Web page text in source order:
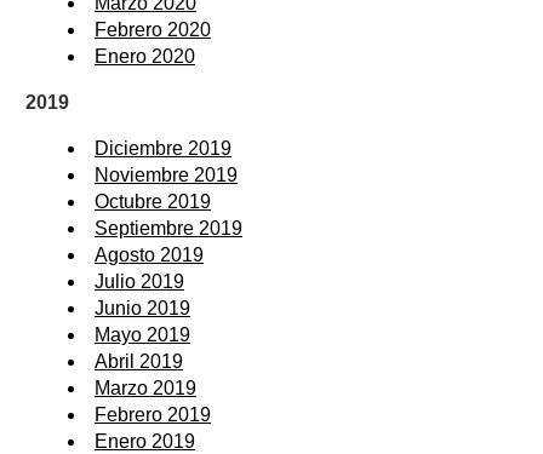
Febrero 2020
Enero 2020
2019
Diciembre 2019
Noviembre 2019
Octubre 2019
Septiembre 2019
Agosto 2019
Julio 2019
Junio 2019
Mayo 2019
Abril 2019
Marzo 2019
Febrero 2019
Enero 2019